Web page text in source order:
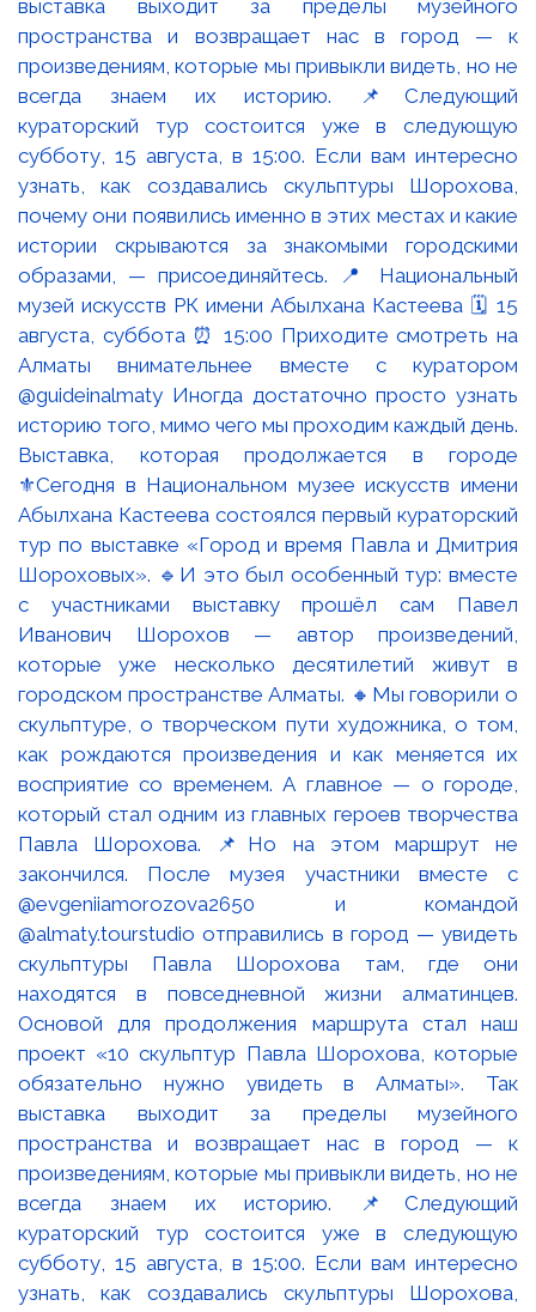
Выставка, которая продолжается в городе
⚜️Сегодня в Национальном музее искусств имени
Абылхана Кастеева состоялся первый кураторский
тур по выставке «Город и время Павла и Дмитрия
Шороховых». 🔹И это был особенный тур: вместе
с участниками выставку прошёл сам Павел
Иванович Шорохов — автор произведений,
которые уже несколько десятилетий живут в
городском пространстве Алматы. 🔸Мы говорили о
скульптуре, о творческом пути художника, о том,
как рождаются произведения и как меняется их
восприятие со временем. А главное — о городе,
который стал одним из главных героев творчества
Павла Шорохова. 📌Но на этом маршрут не
закончился. После музея участники вместе с
@evgeniiamorozova2650 и командой
@almaty.tourstudio отправились в город — увидеть
скульптуры Павла Шорохова там, где они
находятся в повседневной жизни алматинцев.
Основой для продолжения маршрута стал наш
проект «10 скульптур Павла Шорохова, которые
обязательно нужно увидеть в Алматы». Так
выставка выходит за пределы музейного
пространства и возвращает нас в город — к
произведениям, которые мы привыкли видеть, но не
всегда знаем их историю. 📌Следующий
кураторский тур состоится уже в следующую
субботу, 15 августа, в 15:00. Если вам интересно
узнать, как создавались скульптуры Шорохова,